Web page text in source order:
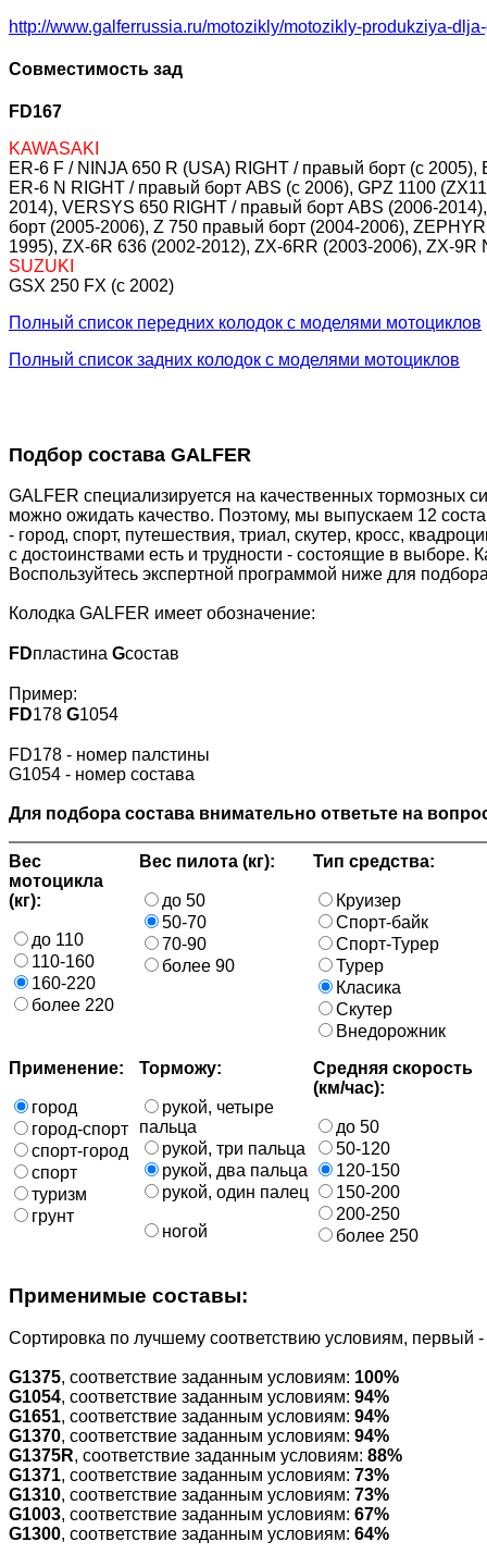
http://www.galferrussia.ru/motozikly/motozikly-produkziya-
Совместимость зад
FD167
KAWASAKI
ER-6 F / NINJA 650 R (USA) RIGHT / правый борт (c
ER-6 N RIGHT / правый борт ABS (c 2006), GPZ 1100
2014), VERSYS 650 RIGHT / правый борт ABS (2006-
борт (2005-2006), Z 750 правый борт (2004-2006),
1995), ZX-6R 636 (2002-2012), ZX-6RR (2003-2006), ZX-
SUZUKI
GSX 250 FX (c 2002)
Полный список передних колодок с моделями мотоциклов
Полный список задних колодок с моделями мотоциклов
Подбор состава GALFER
GALFER специализируется на качественных тормозных
можно ожидать качество. Поэтому, мы выпускаем 12
- город, спорт, путешествия, триал, скутер, кросс,
с достоинствами есть и трудности - состоящие в выборе.
Воспользуйтесь экспертной программой ниже для
Колодка GALFER имеет обозначение:
FDпластина Gсостав
Пример:
FD178 G1054
FD178 - номер палстины
G1054 - номер состава
Для подбора состава внимательно ответьте на
Вес
мотоцикла
(кг):
до 110
110-160
160-220
более 220
Вес пилота (кг):
до 50
50-70
70-90
более 90
Тип средства:
Круизер
Спорт-байк
Спорт-Турер
Турер
Класика
Скутер
Внедорожник
Применение:
город
город-спорт
спорт-город
спорт
туризм
грунт
Торможу:
рукой, четыре
пальца
рукой, три пальца
рукой, два пальца
рукой, один палец
ногой
Средняя скорость
(км/час):
до 50
50-120
120-150
150-200
200-250
более 250
Применимые составы:
Cортировка по лучшему соответствию условиям, первый
G1375, соответствие заданным условиям: 100%
G1054, соответствие заданным условиям: 94%
G1651, соответствие заданным условиям: 94%
G1370, соответствие заданным условиям: 94%
G1375R, соответствие заданным условиям: 88%
G1371, соответствие заданным условиям: 73%
G1310, соответствие заданным условиям: 73%
G1003, соответствие заданным условиям: 67%
G1300, соответствие заданным условиям: 64%